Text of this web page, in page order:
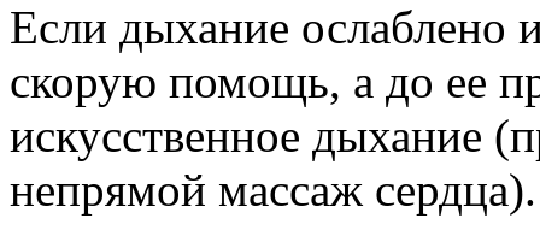
Если дыхание ослаблено
скорую помощь, а до ее
искусственное дыхание
непрямой массаж сердца).